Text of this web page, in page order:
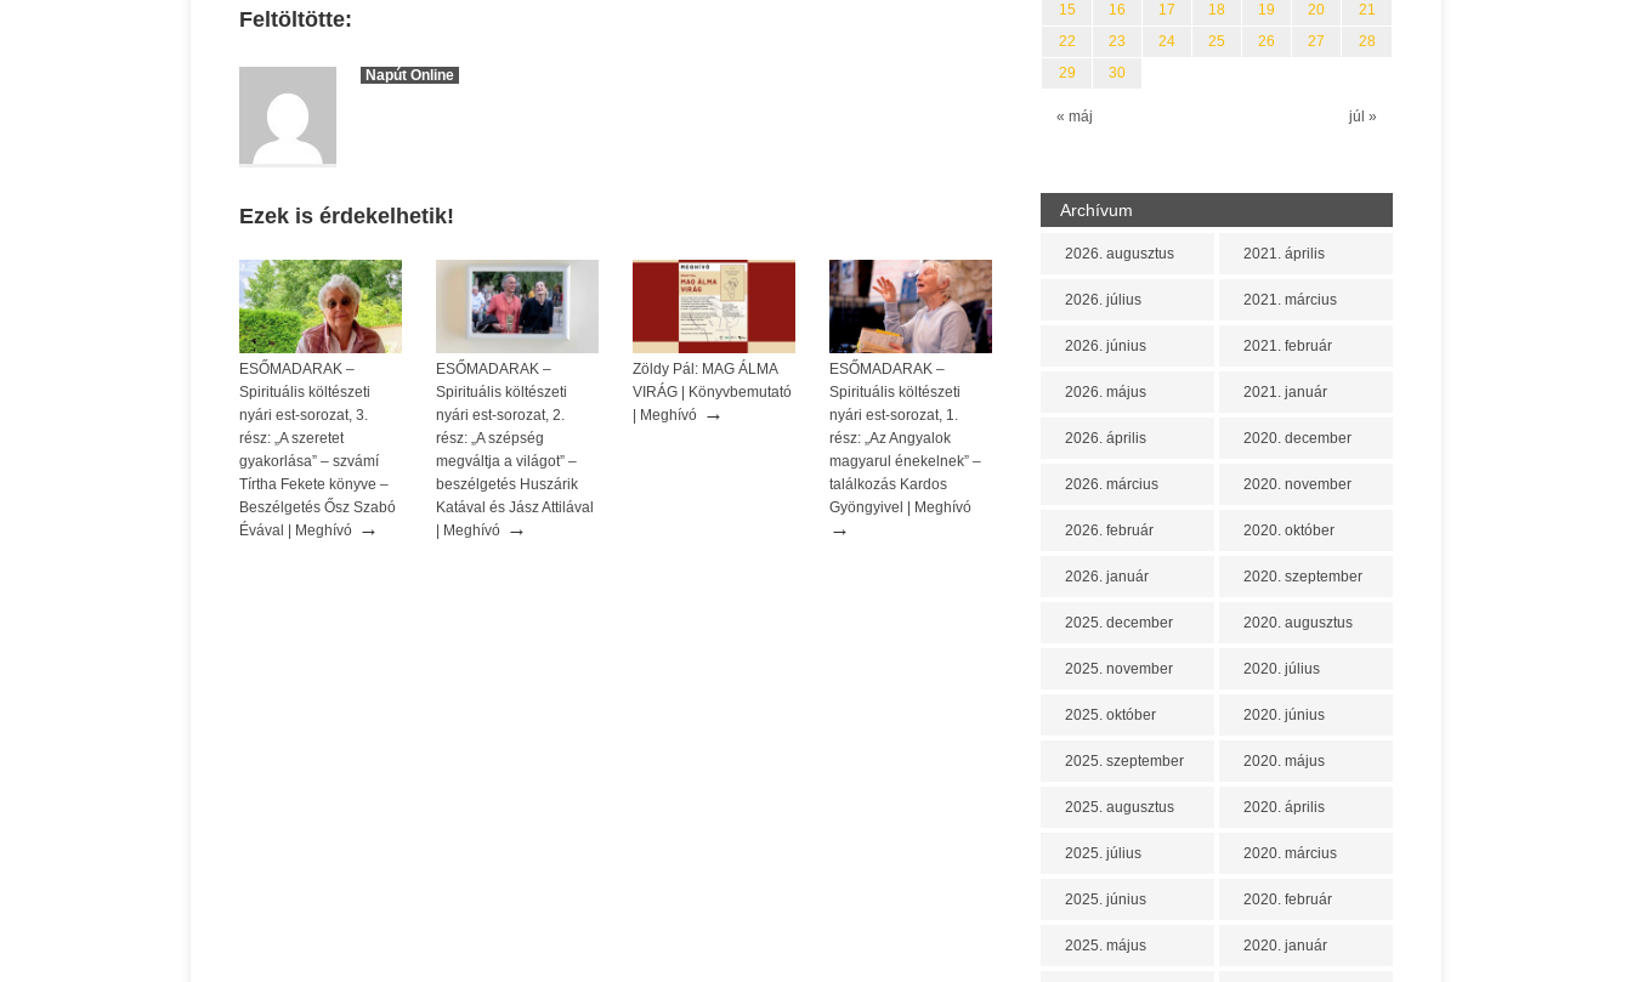
Feltöltötte:
Napút Online
Ezek is érdekelhetik!
ESŐMADARAK –
Spirituális költészeti
nyári est-sorozat, 3.
rész: „A szeretet
gyakorlása” – szvámí
Tírtha Fekete könyve –
Beszélgetés Ősz Szabó
Évával | Meghívó →
ESŐMADARAK –
Spirituális költészeti
nyári est-sorozat, 2.
rész: „A szépség
megváltja a világot” –
beszélgetés Huszárik
Katával és Jász Attilával
| Meghívó →
Zöldy Pál: MAG ÁLMA
VIRÁG | Könyvbemutató
| Meghívó →
ESŐMADARAK –
Spirituális költészeti
nyári est-sorozat, 1.
rész: „Az Angyalok
magyarul énekelnek” –
találkozás Kardos
Gyöngyivel | Meghívó
→
« máj júl »
15
16 17 18 19 20
21
22
23 24 25 26 27
28
29
30
Archívum
2026. augusztus
2026. július
2026. június
2026. május
2026. április
2026. március
2026. február
2026. január
2025. december
2025. november
2025. október
2025. szeptember
2025. augusztus
2025. július
2025. június
2025. május
2021. április
2021. március
2021. február
2021. január
2020. december
2020. november
2020. október
2020. szeptember
2020. augusztus
2020. július
2020. június
2020. május
2020. április
2020. március
2020. február
2020. január